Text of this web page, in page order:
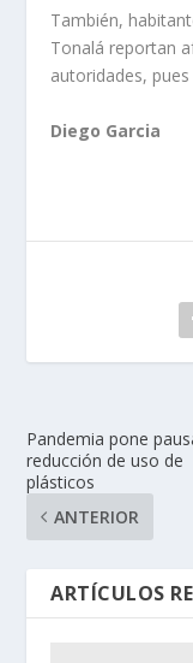
También,
Tonalá reportan
autoridades,
Diego Garcia
Pandemia pone
reducción de uso de
plásticos
ANTERIOR
ARTÍCULOS